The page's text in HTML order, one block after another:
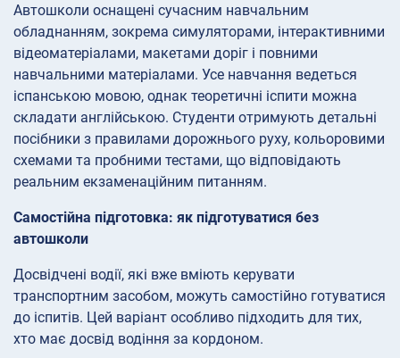
Автошколи оснащені сучасним навчальним
обладнанням, зокрема симуляторами, інтерактивними
відеоматеріалами, макетами доріг і повними
навчальними матеріалами. Усе навчання ведеться
іспанською мовою, однак теоретичні іспити можна
складати англійською. Студенти отримують детальні
посібники з правилами дорожнього руху, кольоровими
схемами та пробними тестами, що відповідають
реальним екзаменаційним питанням.
Самостійна підготовка: як підготуватися без
автошколи
Досвідчені водії, які вже вміють керувати
транспортним засобом, можуть самостійно готуватися
до іспитів. Цей варіант особливо підходить для тих,
хто має досвід водіння за кордоном.